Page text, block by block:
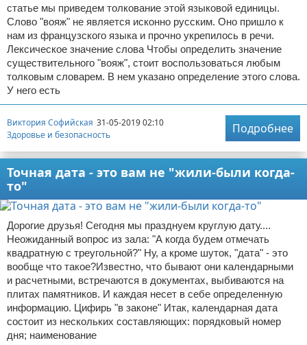
статье мы приведем толкование этой языковой единицы.
Слово "вояж" не является исконно русским. Оно пришло к
нам из французского языка и прочно укрепилось в речи.
Лексическое значение слова Чтобы определить значение
существительного "вояж", стоит воспользоваться любым
толковым словарем. В нем указано определение этого слова.
У него есть
Виктория Софийская 31-05-2019 02:10
Здоровье и безопасность
Подробнее
Точная дата - это вам не "жили-были когда-
то"
Дорогие друзья! Сегодня мы празднуем круглую дату....
Неожиданный вопрос из зала: "А когда будем отмечать
квадратную с треугольной?" Ну, а кроме шуток, "дата" - это
вообще что такое?Известно, что бывают они календарными
и расчетными, встречаются в документах, выбиваются на
плитах памятников. И каждая несет в себе определенную
информацию. Цифирь "в законе" Итак, календарная дата
состоит из нескольких составляющих: порядковый номер
дня; наименование